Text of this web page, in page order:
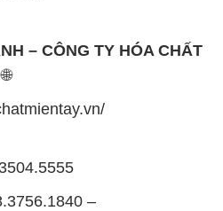
– CÔNG TY HÓA CHẤT
🌐
–